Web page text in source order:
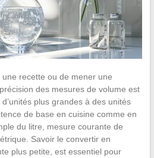
une recette ou de mener une
des mesures de volume est
plus grandes à des unités
de base en cuisine comme en
du litre, mesure courante de
Savoir le convertir en
plus petite, est essentiel pour